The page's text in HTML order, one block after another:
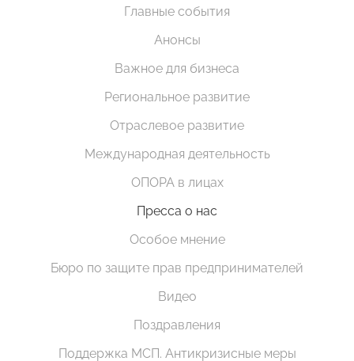
Главные события
Анонсы
Важное для бизнеса
Региональное развитие
Отраслевое развитие
Международная деятельность
ОПОРА в лицах
Пресса о нас
Особое мнение
Бюро по защите прав предпринимателей
Видео
Поздравления
Поддержка МСП. Антикризисные меры